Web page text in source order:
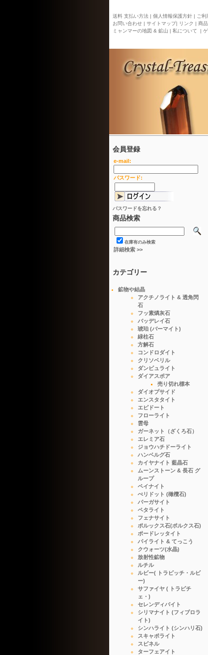
送料 支払い方法 | 個人情報保護方針 | ご利
お問い合わせ | サイトマップ| リンク | 商
ミャンマーの地図 & 鉱山 | 私について |
会員登録
e-mail:
パスワード:
パスワードを忘れる？
商品検索
在庫有のみ検索
詳細検索 >>
カテゴリー
鉱物や結晶
アクチノライト & 透角閃
石
フッ素燐灰石
バッデレイ石
琥珀 (バーマイト)
緑柱石
方解石
コンドロダイト
クリソベリル
ダンビュライト
ダイアスポア
売り切れ標本
ダイオプサイド
エンスタタイト
エピドート
フローライト
雲母
ガーネット（ざくろ石）
エレミア石
ジョウハチドーライト
ハンベルグ石
カイヤナイト 藍晶石
ムーンストーン & 長石 グ
ループ
ペイナイト
ぺリドット (橄欖石)
パーガサイト
ペタライト
フェナサイト
ポルックス石(ポルクス石)
ポードレッタイト
パイライト & てっこう
クウォーツ(水晶)
放射性鉱物
ルチル
ルビー( トラピッチ・ルビ
ー)
サファイヤ ( トラピチ
ェ・)
セレンディバイト
シリマナイト (フィブロラ
イト)
シンハライト (シンハリ石)
スキャポライト
スピネル
ターフェアイト